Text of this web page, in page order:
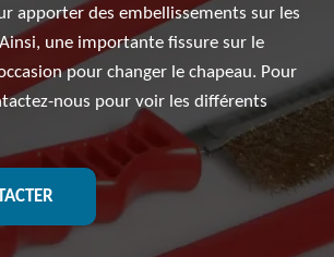
apporter des embellissements sur les
une importante fissure sur le
pour changer le chapeau. Pour
nous pour voir les différents